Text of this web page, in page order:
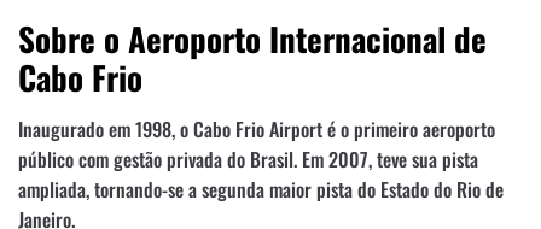
Sobre o Aeroporto Internacional de
Cabo Frio
Inaugurado em 1998, o Cabo Frio Airport é o primeiro aeroporto
público com gestão privada do Brasil. Em 2007, teve sua pista
ampliada, tornando-se a segunda maior pista do Estado do Rio de
Janeiro.